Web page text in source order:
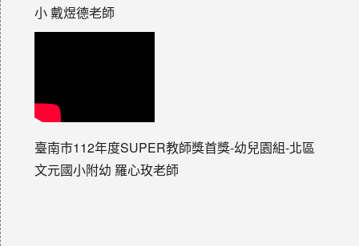
小 戴煜德老師
臺南市112年度SUPER教師獎首獎-幼兒園組-北區
文元國小附幼 羅心玫老師